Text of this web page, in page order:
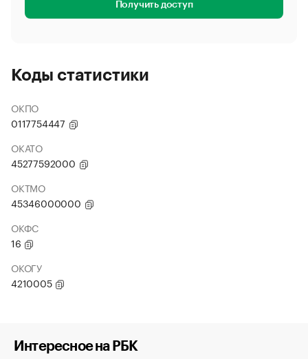
Получить доступ
Коды статистики
ОКПО
0117754447
ОКАТО
45277592000
ОКТМО
45346000000
ОКФС
16
ОКОГУ
4210005
Интересное на РБК